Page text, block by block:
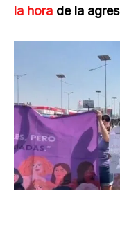
la hora de la